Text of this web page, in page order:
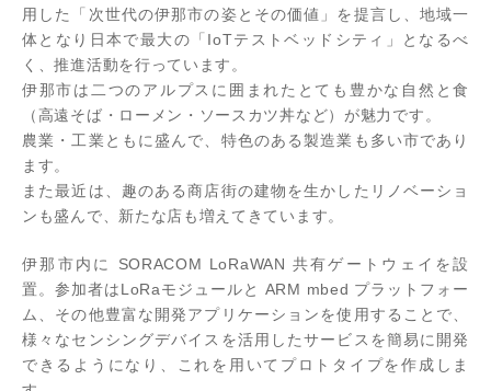
用した「次世代の伊那市の姿とその価値」を提言し、地域一
体となり日本で最大の「IoTテストベッドシティ」となるべ
く、推進活動を行っています。
伊那市は二つのアルプスに囲まれたとても豊かな自然と食
（高遠そば・ローメン・ソースカツ丼など）が魅力です。
農業・工業ともに盛んで、特色のある製造業も多い市であり
ます。
また最近は、趣のある商店街の建物を生かしたリノベーショ
ンも盛んで、新たな店も増えてきています。
伊那市内に SORACOM LoRaWAN 共有ゲートウェイを設
置。参加者はLoRaモジュールと ARM mbed プラットフォー
ム、その他豊富な開発アプリケーションを使用することで、
様々なセンシングデバイスを活用したサービスを簡易に開発
できるようになり、これを用いてプロトタイプを作成しま